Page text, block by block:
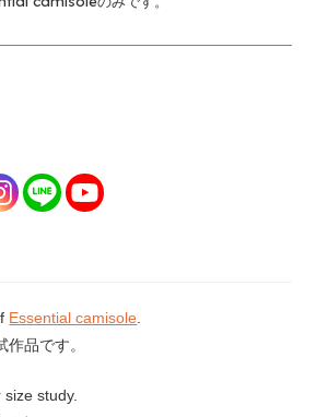
Essential camisole
作品です。
study.